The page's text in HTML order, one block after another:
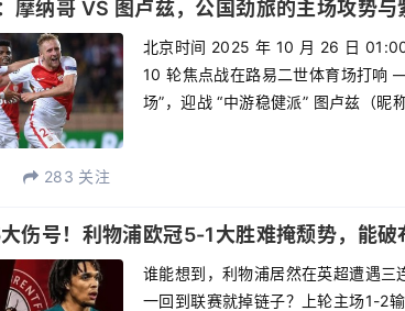
摩纳哥 VS 图卢兹，公国劲旅的主场攻势
北京时间 2025 年 10 月 26 日
10 轮焦点战在路易二世体育场打响
场”，迎战 “中游稳健派” 图卢兹（昵
283 关注
伤号！利物浦欧冠5-1大胜难掩颓势，能破
谁能想到，利物浦居然在英超遭遇
一回到联赛就掉链子？上轮主场1-2